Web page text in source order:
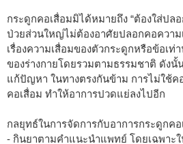
กระดูกคอเสื่อมมิได้หมายถึง “ต้องใส่ปล
ป่วยส่วนใหญ่ไม่ต้องอาศัยปลอกคอความ
เรื่องความเสื่อมของตัวกระดูกหรือข้อเ
ของร่างกายโดยรวมตามธรรมชาติ ดังนั้
แก้ปัญหา ในทางตรงกันข้าม การไม่ใช้ค
คอเสื่อม ทำให้อาการปวดแย่ลงไปอีก
กลยุทธ์ในการจัดการกับอาการกระดูกคอ
- กินยาตามคำแนะนำแพทย์ โดยเฉพาะ